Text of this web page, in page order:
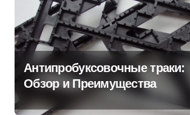
Антипробуксовочные траки:
Обзор и Преимущества